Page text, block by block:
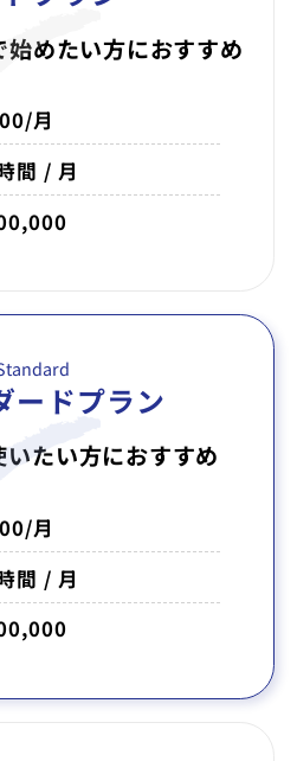
始めたい方におすすめ
月
間 / 月
ードプラン
たい方におすすめ
月
間 / 月